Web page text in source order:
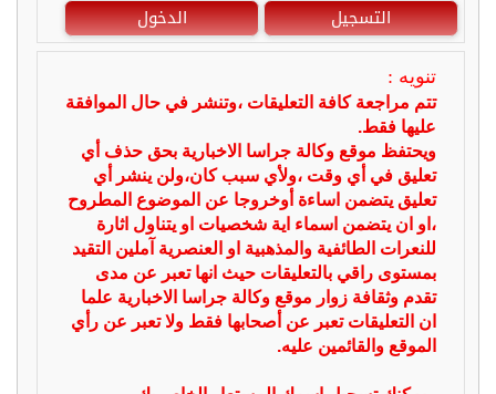
التسجيل الدخول
تنويه :
تتم مراجعة كافة التعليقات ،وتنشر في حال الموافقة
عليها فقط.
ويحتفظ موقع وكالة جراسا الاخبارية بحق حذف أي
تعليق في أي وقت ،ولأي سبب كان،ولن ينشر أي
تعليق يتضمن اساءة أوخروجا عن الموضوع المطروح
،او ان يتضمن اسماء اية شخصيات او يتناول اثارة
للنعرات الطائفية والمذهبية او العنصرية آملين التقيد
بمستوى راقي بالتعليقات حيث انها تعبر عن مدى
تقدم وثقافة زوار موقع وكالة جراسا الاخبارية علما
ان التعليقات تعبر عن أصحابها فقط ولا تعبر عن رأي
الموقع والقائمين عليه.